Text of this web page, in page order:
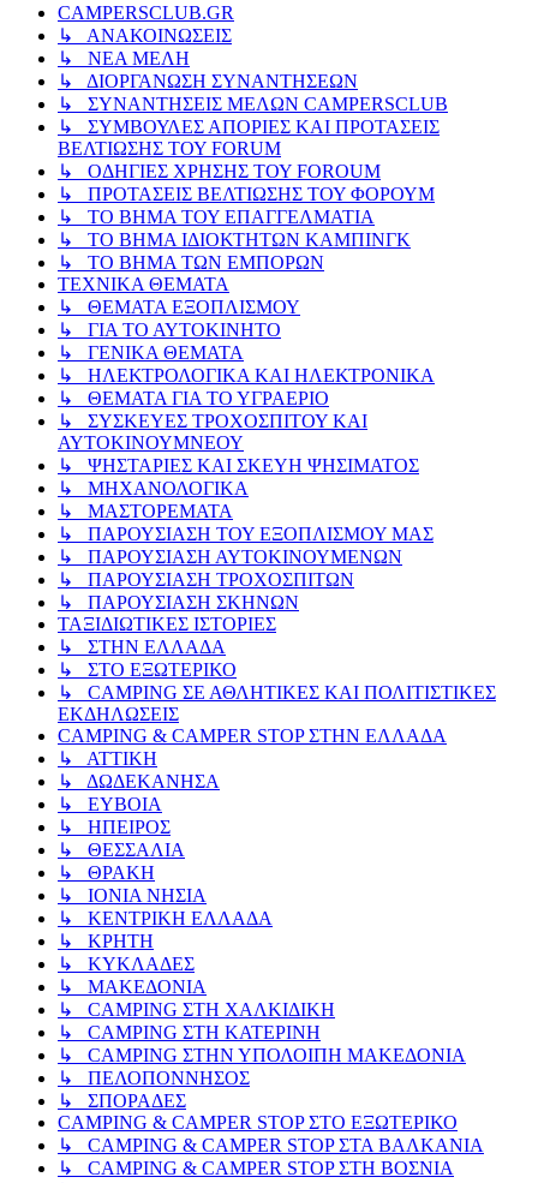
CAMPERSCLUB.GR
↳ ΑΝΑΚΟΙΝΩΣΕΙΣ
↳ ΝΕΑ ΜΕΛΗ
↳ ΔΙΟΡΓΑΝΩΣΗ ΣΥΝΑΝΤΗΣΕΩΝ
↳ ΣΥΝΑΝΤΗΣΕΙΣ ΜΕΛΩΝ CAMPERSCLUB
↳ ΣΥΜΒΟΥΛΕΣ ΑΠΟΡΙΕΣ ΚΑΙ ΠΡΟΤΑΣΕΙΣ
ΒΕΛΤΙΩΣΗΣ ΤΟΥ FORUM
↳ ΟΔΗΓΙΕΣ ΧΡΗΣΗΣ ΤΟΥ FOROUM
↳ ΠΡΟΤΑΣΕΙΣ ΒΕΛΤΙΩΣΗΣ ΤΟΥ ΦΟΡΟΥΜ
↳ ΤΟ ΒΗΜΑ ΤΟΥ ΕΠΑΓΓΕΛΜΑΤΙΑ
↳ ΤΟ ΒΗΜΑ ΙΔΙΟΚΤΗΤΩΝ ΚΑΜΠΙΝΓΚ
↳ ΤΟ ΒΗΜΑ ΤΩΝ ΕΜΠΟΡΩΝ
ΤΕΧΝΙΚΑ ΘΕΜΑΤΑ
↳ ΘΕΜΑΤΑ ΕΞΟΠΛΙΣΜΟΥ
↳ ΓΙΑ ΤΟ ΑΥΤΟΚΙΝΗΤΟ
↳ ΓΕΝΙΚΑ ΘΕΜΑΤΑ
↳ ΗΛΕΚΤΡΟΛΟΓΙΚΑ ΚΑΙ ΗΛΕΚΤΡΟΝΙΚΑ
↳ ΘΕΜΑΤΑ ΓΙΑ ΤΟ ΥΓΡΑΕΡΙΟ
↳ ΣΥΣΚΕΥΕΣ ΤΡΟΧΟΣΠΙΤΟΥ ΚΑΙ
ΑΥΤΟΚΙΝΟΥΜΝΕΟΥ
↳ ΨΗΣΤΑΡΙΕΣ ΚΑΙ ΣΚΕΥΗ ΨΗΣΙΜΑΤΟΣ
↳ ΜΗΧΑΝΟΛΟΓΙΚΑ
↳ ΜΑΣΤΟΡΕΜΑΤΑ
↳ ΠΑΡΟΥΣΙΑΣΗ ΤΟΥ ΕΞΟΠΛΙΣΜΟΥ ΜΑΣ
↳ ΠΑΡΟΥΣΙΑΣΗ ΑΥΤΟΚΙΝΟΥΜΕΝΩΝ
↳ ΠΑΡΟΥΣΙΑΣΗ ΤΡΟΧΟΣΠΙΤΩΝ
↳ ΠΑΡΟΥΣΙΑΣΗ ΣΚΗΝΩΝ
ΤΑΞΙΔΙΩΤΙΚΕΣ ΙΣΤΟΡΙΕΣ
↳ ΣΤΗΝ ΕΛΛΑΔΑ
↳ ΣΤΟ ΕΞΩΤΕΡΙΚΟ
↳ CAMPING ΣΕ ΑΘΛΗΤΙΚΕΣ ΚΑΙ ΠΟΛΙΤΙΣΤΙΚΕΣ
ΕΚΔΗΛΩΣΕΙΣ
CAMPING & CAMPER STOP ΣΤΗN ΕΛΛΑΔΑ
↳ ΑΤΤΙΚΗ
↳ ΔΩΔΕΚΑΝΗΣΑ
↳ ΕΥΒΟΙΑ
↳ ΗΠΕΙΡΟΣ
↳ ΘΕΣΣΑΛΙΑ
↳ ΘΡΑΚΗ
↳ ΙΟΝΙΑ ΝΗΣΙΑ
↳ ΚΕΝΤΡΙΚΗ ΕΛΛΑΔΑ
↳ ΚΡΗΤΗ
↳ ΚΥΚΛΑΔΕΣ
↳ ΜΑΚΕΔΟΝΙΑ
↳ CAMPING ΣΤΗ ΧΑΛΚΙΔΙΚΗ
↳ CAMPING ΣΤΗ ΚΑΤΕΡΙΝΗ
↳ CAMPING ΣΤΗΝ ΥΠΟΛΟΙΠΗ ΜΑΚΕΔΟΝΙΑ
↳ ΠΕΛΟΠΟΝΝΗΣΟΣ
↳ ΣΠΟΡΑΔΕΣ
CAMPING & CAMPER STOP ΣΤΟ ΕΞΩΤΕΡΙΚΟ
↳ CAMPING & CAMPER STOP ΣΤΑ ΒΑΛΚΑΝΙΑ
↳ CAMPING & CAMPER STOP ΣΤΗ ΒΟΣΝΙΑ